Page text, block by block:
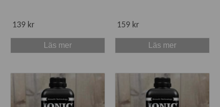
139 kr
Läs mer
159 kr
Läs mer